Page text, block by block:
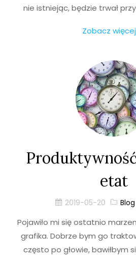
nie istniejąc, będzie trwał
Zobacz
etat
2019-05-20 Blog
Pojawiło mi się ostatnio
grafika. Dobrze bym go
często po głowie, bawiłbym